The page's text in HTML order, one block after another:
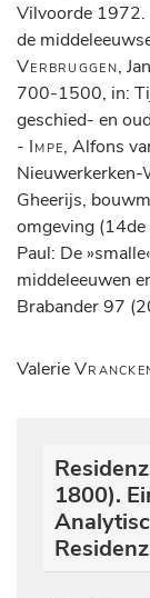
Vilvoorde 1972.
de
Verbruggen,
700-1500, in:
geschied- en
- Impe, Alfons
Gheerijs,
omgeving
Paul: De
middeleeuwen
Brabander 97
Valerie
1800).